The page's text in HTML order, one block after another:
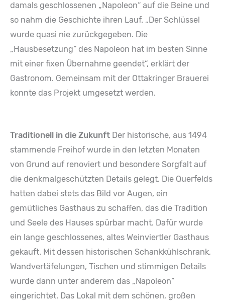
damals geschlossenen „Napoleon“ auf die Beine und
so nahm die Geschichte ihren Lauf. „Der Schlüssel
wurde quasi nie zurückgegeben. Die
„Hausbesetzung“ des Napoleon hat im besten Sinne
mit einer fixen Übernahme geendet“, erklärt der
Gastronom. Gemeinsam mit der Ottakringer Brauerei
konnte das Projekt umgesetzt werden.
Traditionell in die Zukunft Der historische, aus 1494
stammende Freihof wurde in den letzten Monaten
von Grund auf renoviert und besondere Sorgfalt auf
die denkmalgeschützten Details gelegt. Die Querfelds
hatten dabei stets das Bild vor Augen, ein
gemütliches Gasthaus zu schaffen, das die Tradition
und Seele des Hauses spürbar macht. Dafür wurde
ein lange geschlossenes, altes Weinviertler Gasthaus
gekauft. Mit dessen historischen Schankkühlschrank,
Wandvertäfelungen, Tischen und stimmigen Details
wurde dann unter anderem das „Napoleon“
eingerichtet. Das Lokal mit dem schönen, großen